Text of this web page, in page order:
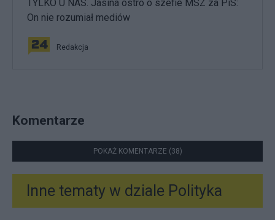
TYLKO U NAS. Jasina ostro o szefie MSZ za PiS:
On nie rozumiał mediów
Redakcja
Komentarze
POKAŻ KOMENTARZE (38)
Inne tematy w dziale Polityka